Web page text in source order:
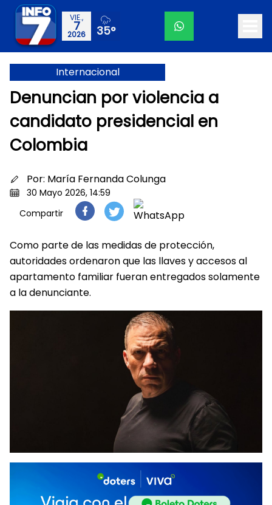
VIE.,
7
2026 35°
Internacional
Denuncian por violencia a
candidato presidencial en
Colombia
Por: María Fernanda Colunga
30 Mayo 2026, 14:59
Compartir
Como parte de las medidas de protección,
autoridades ordenaron que las llaves y accesos al
apartamento familiar fueran entregados solamente
a la denunciante.